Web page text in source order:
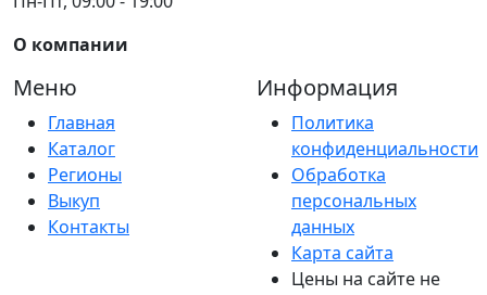
О компании
Меню
Главная
Каталог
Регионы
Выкуп
Контакты
Информация
Политика
конфиденциальности
Обработка
персональных
данных
Карта сайта
Цены на сайте не